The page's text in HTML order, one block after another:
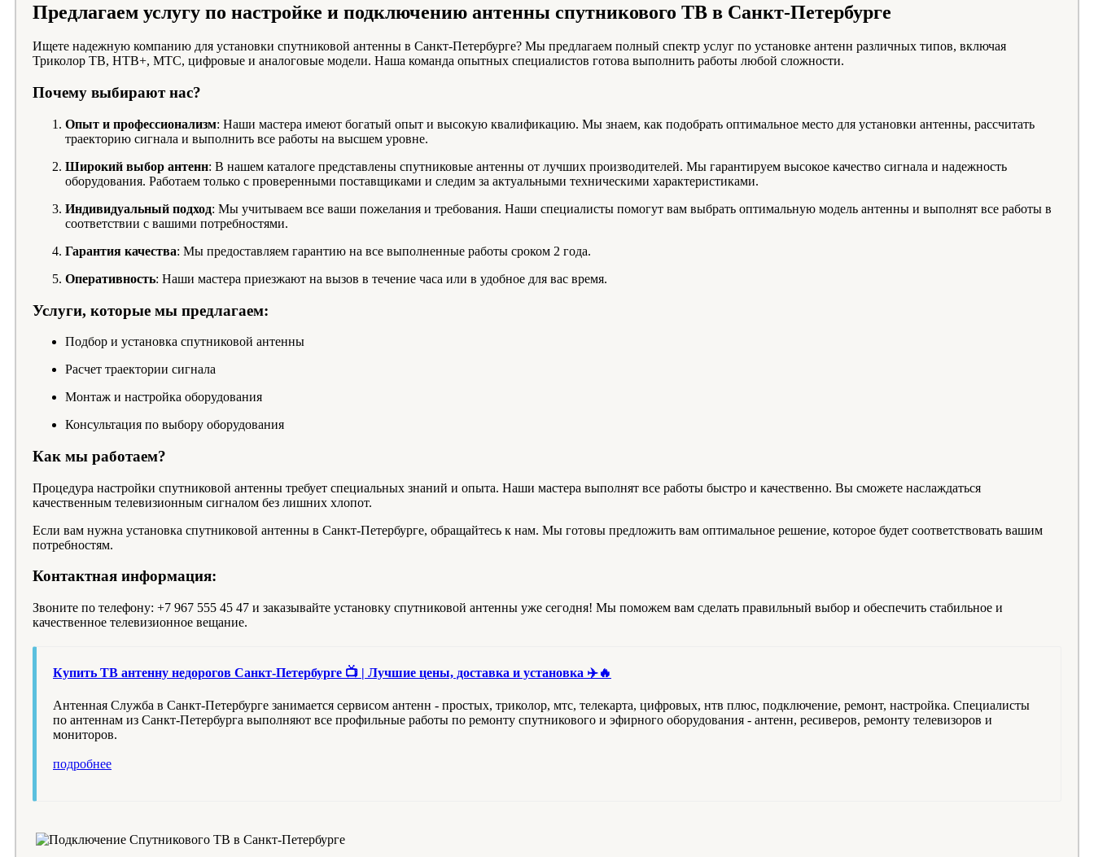
Предлагаем услугу по настройке и подключению антенны спутникового ТВ в Санкт-Петербурге
Ищете надежную компанию для установки спутниковой антенны в Санкт-Петербурге? Мы предлагаем полный спектр услуг по установке антенн различных типов, включая
Триколор ТВ, НТВ+, МТС, цифровые и аналоговые модели. Наша команда опытных специалистов готова выполнить работы любой сложности.
Почему выбирают нас?
Опыт и профессионализм: Наши мастера имеют богатый опыт и высокую квалификацию. Мы знаем, как подобрать оптимальное место для установки антенны, рассчитать
траекторию сигнала и выполнить все работы на высшем уровне.
Широкий выбор антенн: В нашем каталоге представлены спутниковые антенны от лучших производителей. Мы гарантируем высокое качество сигнала и надежность
оборудования. Работаем только с проверенными поставщиками и следим за актуальными техническими характеристиками.
Индивидуальный подход: Мы учитываем все ваши пожелания и требования. Наши специалисты помогут вам выбрать оптимальную модель антенны и выполнят все работы в
соответствии с вашими потребностями.
Гарантия качества: Мы предоставляем гарантию на все выполненные работы сроком 2 года.
Оперативность: Наши мастера приезжают на вызов в течение часа или в удобное для вас время.
Услуги, которые мы предлагаем:
Подбор и установка спутниковой антенны
Расчет траектории сигнала
Монтаж и настройка оборудования
Консультация по выбору оборудования
Как мы работаем?
Процедура настройки спутниковой антенны требует специальных знаний и опыта. Наши мастера выполнят все работы быстро и качественно. Вы сможете наслаждаться
качественным телевизионным сигналом без лишних хлопот.
Если вам нужна установка спутниковой антенны в Санкт-Петербурге, обращайтесь к нам. Мы готовы предложить вам оптимальное решение, которое будет соответствовать вашим
потребностям.
Контактная информация:
Звоните по телефону: +7 967 555 45 47 и заказывайте установку спутниковой антенны уже сегодня! Мы поможем вам сделать правильный выбор и обеспечить стабильное и
качественное телевизионное вещание.
Купить ТВ антенну недорогов Санкт-Петербурге 📺 | Лучшие цены, доставка и установка ✈️🔥
Антенная Служба в Санкт-Петербурге занимается сервисом антенн - простых, триколор, мтс, телекарта, цифровых, нтв плюс, подключение, ремонт, настройка. Специалисты
по антеннам из Санкт-Петербурга выполняют все профильные работы по ремонту спутникового и эфирного оборудования - антенн, ресиверов, ремонту телевизоров и
мониторов.
подробнее